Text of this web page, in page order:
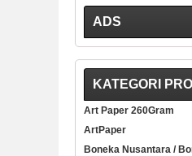
ADS
KATEGORI
Art Paper 260Gram
ArtPaper
Boneka Nusantara /